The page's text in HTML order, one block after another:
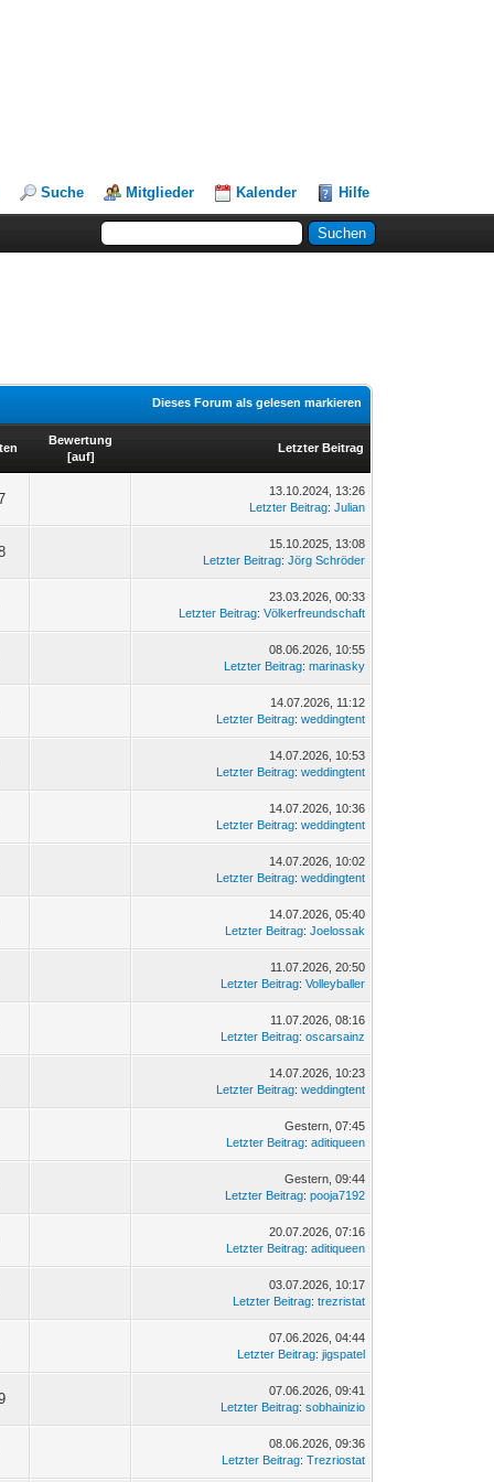
Suche Mitglieder Kalender Hilfe
Dieses Forum als gelesen markieren
Bewertung
[auf]
Letzter Beitrag
13.10.2024, 13:26
Letzter Beitrag:Julian
15.10.2025, 13:08
Letzter Beitrag:Jörg Schröder
23.03.2026, 00:33
Letzter Beitrag:Völkerfreundschaft
08.06.2026, 10:55
Letzter Beitrag:marinasky
14.07.2026, 11:12
Letzter Beitrag:weddingtent
14.07.2026, 10:53
Letzter Beitrag:weddingtent
14.07.2026, 10:36
Letzter Beitrag:weddingtent
14.07.2026, 10:02
Letzter Beitrag:weddingtent
14.07.2026, 05:40
Letzter Beitrag:Joelossak
11.07.2026, 20:50
Letzter Beitrag:Volleyballer
11.07.2026, 08:16
Letzter Beitrag:oscarsainz
14.07.2026, 10:23
Letzter Beitrag:weddingtent
Gestern , 07:45
Letzter Beitrag:aditiqueen
Gestern , 09:44
Letzter Beitrag:pooja7192
20.07.2026, 07:16
Letzter Beitrag:aditiqueen
03.07.2026, 10:17
Letzter Beitrag:trezristat
07.06.2026, 04:44
Letzter Beitrag:jigspatel
07.06.2026, 09:41
Letzter Beitrag:sobhainizio
08.06.2026, 09:36
Letzter Beitrag:Trezriostat